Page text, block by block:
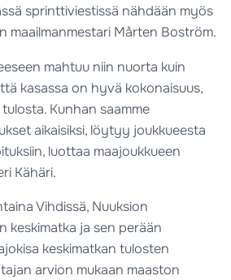
sprinttiviestissä nähdään myös
maailmanmestari Mårten Boström.
mahtuu niin nuorta kuin
kasassa on hyvä kokonaisuus,
Kunhan saamme
aikaisiksi, löytyy joukkueesta
luottaa maajoukkueen
Kähäri.
Vihdissä, Nuuksion
keskimatka ja sen perään
keskimatkan tulosten
arvion mukaan maaston